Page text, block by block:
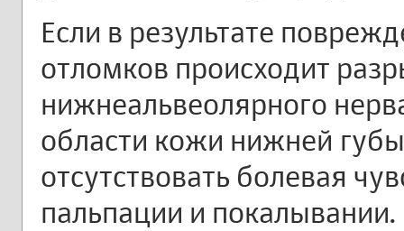
Если в результате
отломков происходит
нижнеальвеолярного
области кожи нижней
отсутствовать болевая
пальпации и покалывании.